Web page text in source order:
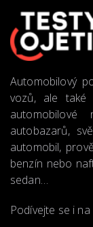
Automobilový
vozů, ale také
autobazarů,
automobil,
benzín nebo
sedan…
Podívejte se i